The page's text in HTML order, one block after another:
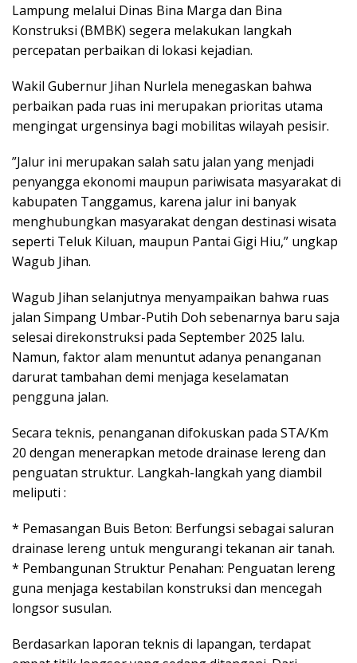
Lampung melalui Dinas Bina Marga dan Bina
Konstruksi (BMBK) segera melakukan langkah
percepatan perbaikan di lokasi kejadian.
​Wakil Gubernur Jihan Nurlela menegaskan bahwa
perbaikan pada ruas ini merupakan prioritas utama
mengingat urgensinya bagi mobilitas wilayah pesisir.
​”Jalur ini merupakan salah satu jalan yang menjadi
penyangga ekonomi maupun pariwisata masyarakat di
kabupaten Tanggamus, karena jalur ini banyak
menghubungkan masyarakat dengan destinasi wisata
seperti Teluk Kiluan, maupun Pantai Gigi Hiu,” ungkap
Wagub Jihan.
​Wagub Jihan selanjutnya menyampaikan bahwa ruas
jalan Simpang Umbar-Putih Doh sebenarnya baru saja
selesai direkonstruksi pada September 2025 lalu.
Namun, faktor alam menuntut adanya penanganan
darurat tambahan demi menjaga keselamatan
pengguna jalan.
Secara teknis, penanganan difokuskan pada STA/Km
20 dengan menerapkan metode drainase lereng dan
penguatan struktur. Langkah-langkah yang diambil
meliputi :
* ​Pemasangan Buis Beton: Berfungsi sebagai saluran
drainase lereng untuk mengurangi tekanan air tanah.
* ​Pembangunan Struktur Penahan: Penguatan lereng
guna menjaga kestabilan konstruksi dan mencegah
longsor susulan.
​Berdasarkan laporan teknis di lapangan, terdapat